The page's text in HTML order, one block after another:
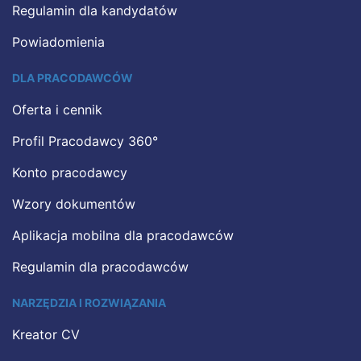
Regulamin dla kandydatów
Powiadomienia
DLA PRACODAWCÓW
Oferta i cennik
Profil Pracodawcy 360°
Konto pracodawcy
Wzory dokumentów
Aplikacja mobilna dla pracodawców
Regulamin dla pracodawców
NARZĘDZIA I ROZWIĄZANIA
Kreator CV